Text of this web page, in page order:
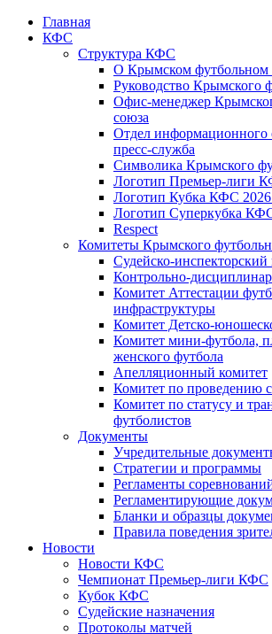
Главная
КФС
Структура КФС
О Крымском футбольном
Руководство Крымского
Офис-менеджер
союза
Отдел информационного
пресс-служба
Символика Крымского
Логотип Премьер-лиги
Логотип Кубка КФС 2026
Логотип Суперкубка
Respect
Комитеты Крымского
Судейско-инспекторский
Контрольно-
Комитет Аттестации
инфраструктуры
Комитет Детско-
Комитет мини-футбола,
женского футбола
Апелляционный комитет
Комитет по проведению
Комитет по статусу и
футболистов
Документы
Учредительные
Стратегии и программы
Регламенты
Регламентирующие
Бланки и образцы
Правила поведения
Новости
Новости КФС
Чемпионат Премьер-лиги КФС
Кубок КФС
Судейские назначения
Протоколы матчей